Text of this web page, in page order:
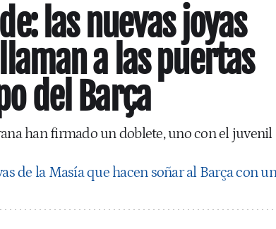
las nuevas joyas
a las puertas
del Barça
han firmado un doblete, uno con el juvenil
de la Masía que hacen soñar al Barça con un